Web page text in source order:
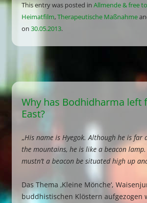
This entry was posted in Allmende & free
Heimatfilm,Therapeutische Maßnahme
on 30.05.2013.
Why has Bodhidharma left
East?
„His name is Hyegok. Although he is far
the mountains, he is like a beacon lamp.
mustn’t a beacon be situated high up
Das Thema ‚Kleine Mönche‘,
buddhistischen Klöstern aufgezogen